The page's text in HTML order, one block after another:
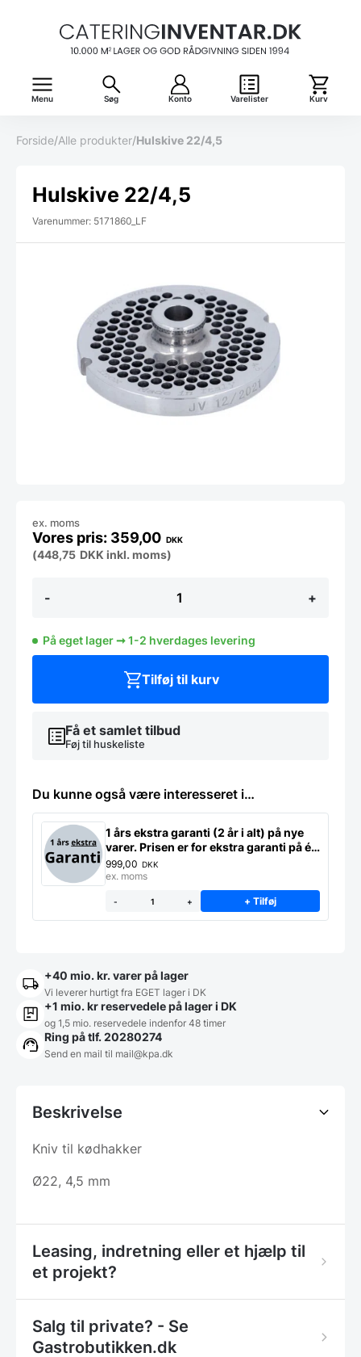
Menu Søg Konto Varelister Kurv
Forside/Alle produkter/Hulskive 22/4,5
Hulskive 22/4,5
Varenummer: 5171860_LF
-
22/4,5
+
359,00 DKK
ex. moms
(448,75 DKK inkl. moms)
På eget lager ➞ 1-2 hverdages levering
Få et samlet tilbud
Føj til huskeliste
Tilføj til kurv
Du kunne også være interesseret i…
1 års ekstra garanti (2 år i alt) på nye
varer. Prisen er for ekstra garanti på ét
produkt
999,00 DKK
ex. moms
- + + Tilføj
+40 mio. kr. varer på lager
Vi leverer hurtigt fra EGET lager i DK
+1 mio. kr reservedele på lager i DK
og 1,5 mio. reservedele indenfor 48 timer
Ring på tlf. 20280274
Send en mail til mail@kpa.dk
Beskrivelse
Kniv til kødhakker
Ø22, 4,5 mm
Leasing, indretning eller et hjælp til
et projekt?
Salg til private? - Se
Gastrobutikken.dk